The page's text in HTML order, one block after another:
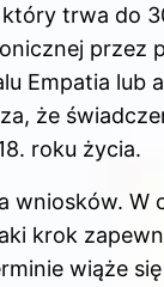
trwa do
przez
Empatia lub
że
roku życia.
wniosków. W
krok
wiąże